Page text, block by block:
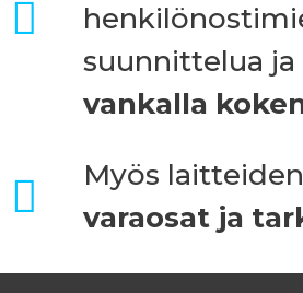
suunnittelua ja
vankalla
Myös laitteiden
varaosat ja